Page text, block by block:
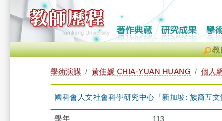
教
學術演講 黃佳媛 CHIA-YUAN HUANG 個人
國科會人文社會科學研究中心「新加坡: 族裔互
學年 113